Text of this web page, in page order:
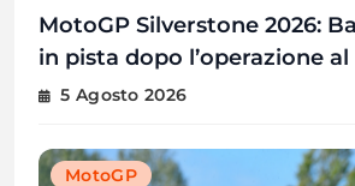
MotoGP Silverstone 2026:
in pista dopo l’operazione
destro
5 Agosto 2026
MotoGP